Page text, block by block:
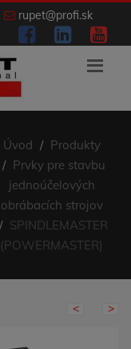
rupet@profi.sk
Úvod
Produkty
Prvky pre stavbu
jednoúčelových
obrábacích strojov
SPINDLEMASTER
(POWERMASTER)